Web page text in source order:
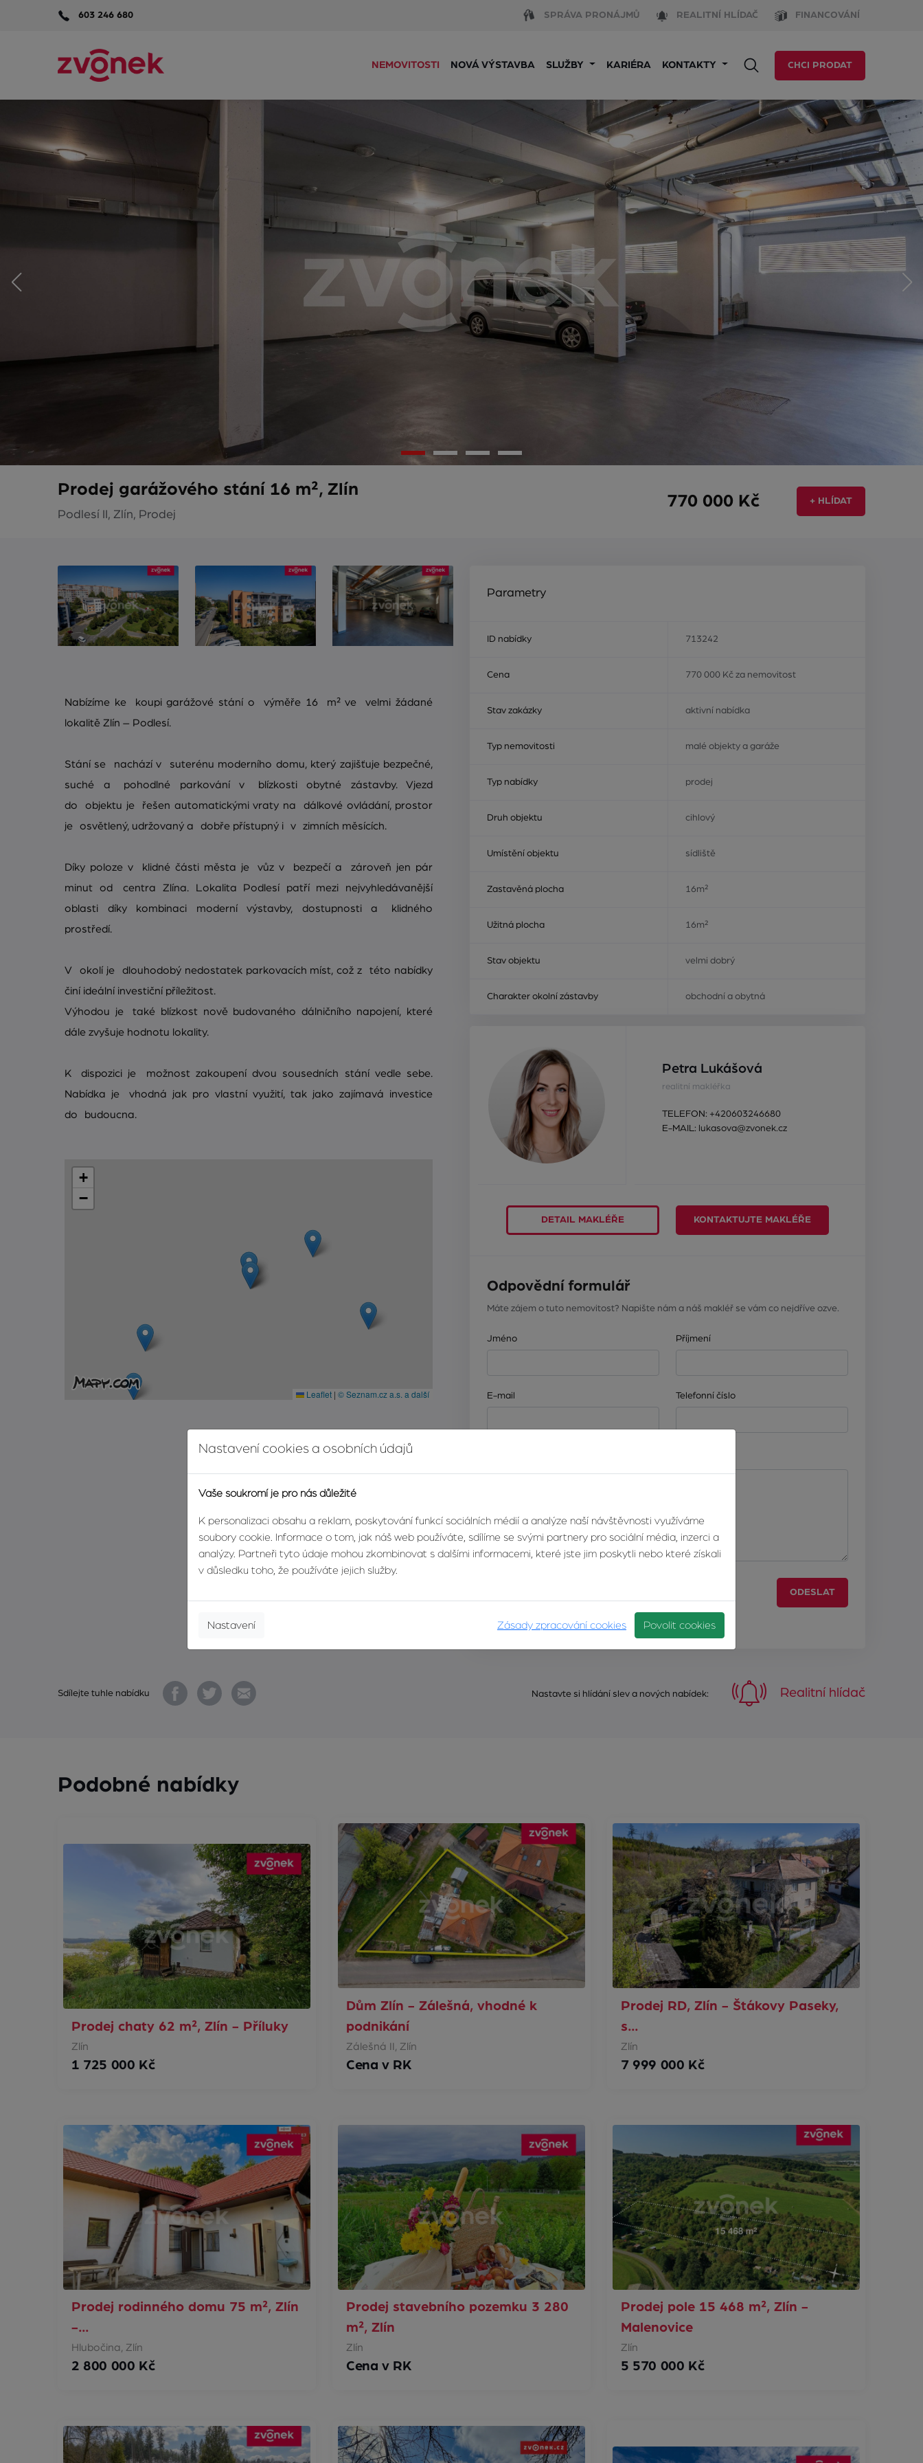
603 246 680 SPRÁVA PRONÁJMŮ REALITNÍ HLÍDAČ FINANCOVÁNÍ
NEMOVITOSTI NOVÁ VÝSTAVBA SLUŽBY KARIÉRA KONTAKTY CHCI PRODAT
Prodej garážového stání 16 m², Zlín
Podlesí II, Zlín, Prodej
770 000 Kč + HLÍDAT
Nabízíme ke koupi garážové stání o výměře 16 m² ve velmi žádané
lokalitě Zlín – Podlesí.
Stání se nachází v suterénu moderního domu, který zajišťuje bezpečné,
suché a pohodlné parkování v blízkosti obytné zástavby. Vjezd
do objektu je řešen automatickými vraty na dálkové ovládání, prostor
je osvětlený, udržovaný a dobře přístupný i v zimních měsících.
Díky poloze v klidné části města je vůz v bezpečí a zároveň jen pár
minut od centra Zlína. Lokalita Podlesí patří mezi nejvyhledávanější
oblasti díky kombinaci moderní výstavby, dostupnosti a klidného
prostředí.
V okolí je dlouhodobý nedostatek parkovacích míst, což z této nabídky
činí ideální investiční příležitost.
Výhodou je také blízkost nově budovaného dálničního napojení, které
dále zvyšuje hodnotu lokality.
K dispozici je možnost zakoupení dvou sousedních stání vedle sebe.
Nabídka je vhodná jak pro vlastní využití, tak jako zajímavá investice
do budoucna.
+
−
Leaflet | © Seznam.cz a.s. a další
Parametry
ID nabídky 713242
Cena 770 000 Kč za nemovitost
Stav zakázky aktivní nabídka
Typ nemovitosti malé objekty a garáže
Typ nabídky prodej
Druh objektu cihlový
Umístění objektu sídliště
Zastavěná plocha 16m²
Užitná plocha 16m²
Stav objektu velmi dobrý
Charakter okolní zástavby obchodní a obytná
Petra Lukášová
realitní makléřka
TELEFON: +420603246680
E-MAIL: lukasova@zvonek.cz
DETAIL MAKLÉŘE KONTAKTUJTE MAKLÉŘE
Odpovědní formulář
Máte zájem o tuto nemovitost? Napište nám a náš makléř se vám co nejdříve ozve.
Jméno Příjmení
E-mail Telefonní číslo
ODESLAT
Sdílejte tuhle nabídku Nastavte si hlídání slev a nových nabídek: Realitní hlídač
Podobné nabídky
Prodej chaty 62 m², Zlín - Příluky
Zlín
1 725 000 Kč
Dům Zlín - Zálešná, vhodné k
podnikání
Zálešná II, Zlín
Cena v RK
Prodej RD, Zlín - Štákovy Paseky,
s…
Zlín
7 999 000 Kč
Prodej rodinného domu 75 m², Zlín
-…
Hlubočina, Zlín
2 800 000 Kč
Prodej stavebního pozemku 3 280
m², Zlín
Zlín
Cena v RK
Prodej pole 15 468 m², Zlín -
Malenovice
Zlín
5 570 000 Kč
Nastavení cookies a osobních údajů
Vaše soukromí je pro nás důležité
K personalizaci obsahu a reklam, poskytování funkcí sociálních médií a analýze naší návštěvnosti využíváme
soubory cookie. Informace o tom, jak náš web používáte, sdílíme se svými partnery pro sociální média, inzerci a
analýzy. Partneři tyto údaje mohou zkombinovat s dalšími informacemi, které jste jim poskytli nebo které získali
v důsledku toho, že používáte jejich služby.
Zásady zpracování cookies
Nastavení Povolit cookies